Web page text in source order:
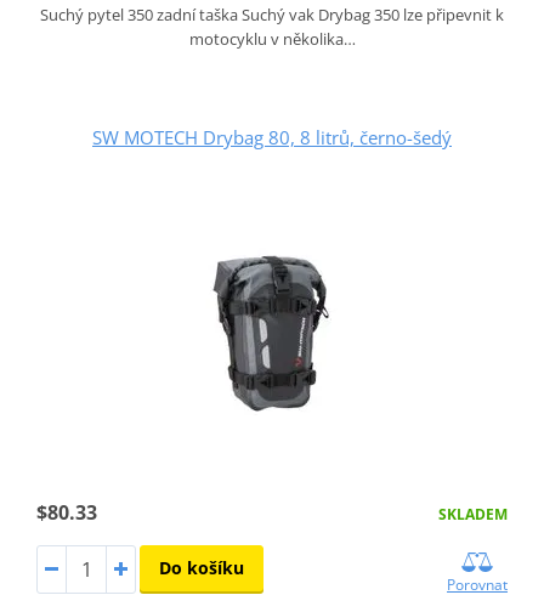
Suchý pytel 350 zadní taška Suchý vak Drybag 350 lze připevnit k
motocyklu v několika…
SW MOTECH Drybag 80, 8 litrů, černo-šedý
$80.33 SKLADEM
Do košíku
Porovnat